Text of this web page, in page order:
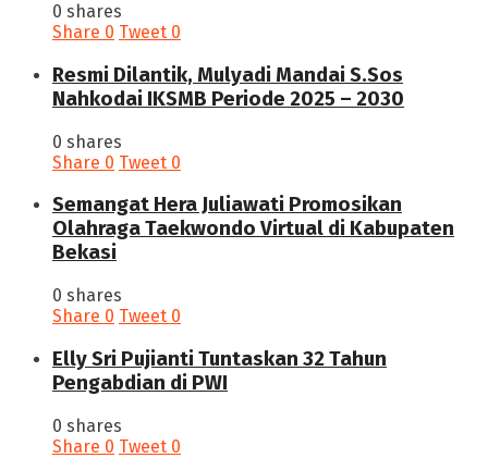
0 shares
Share 0 Tweet 0
Resmi Dilantik, Mulyadi Mandai S.Sos
Nahkodai IKSMB Periode 2025 – 2030
0 shares
Share 0 Tweet 0
Semangat Hera Juliawati Promosikan
Olahraga Taekwondo Virtual di Kabupaten
Bekasi
0 shares
Share 0 Tweet 0
Elly Sri Pujianti Tuntaskan 32 Tahun
Pengabdian di PWI
0 shares
Share 0 Tweet 0